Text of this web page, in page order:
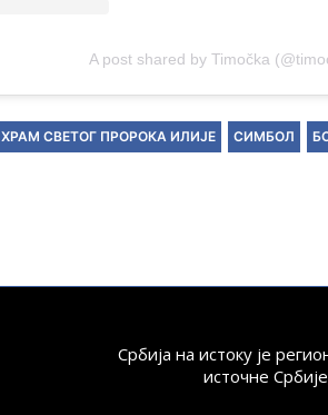
A post shared by Timočka
ХРАМ СВЕТОГ ПРОРОКА ИЛИЈЕ СИМБОЛ
Србија на истоку је
источне